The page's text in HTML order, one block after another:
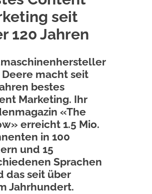
seit
120 Jahren
macht seit
bestes
Marketing. Ihr
«The
» erreicht 1.5 Mio.
in 100
und 15
Sprachen
das seit über
Jahrhundert.